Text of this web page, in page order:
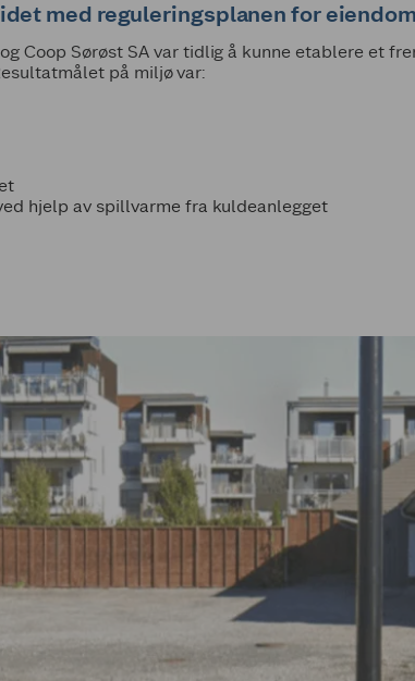
med reguleringsplanen for
Coop Sørøst SA var tidlig å kunne etablere et
på miljø var:
hjelp av spillvarme fra kuldeanlegget